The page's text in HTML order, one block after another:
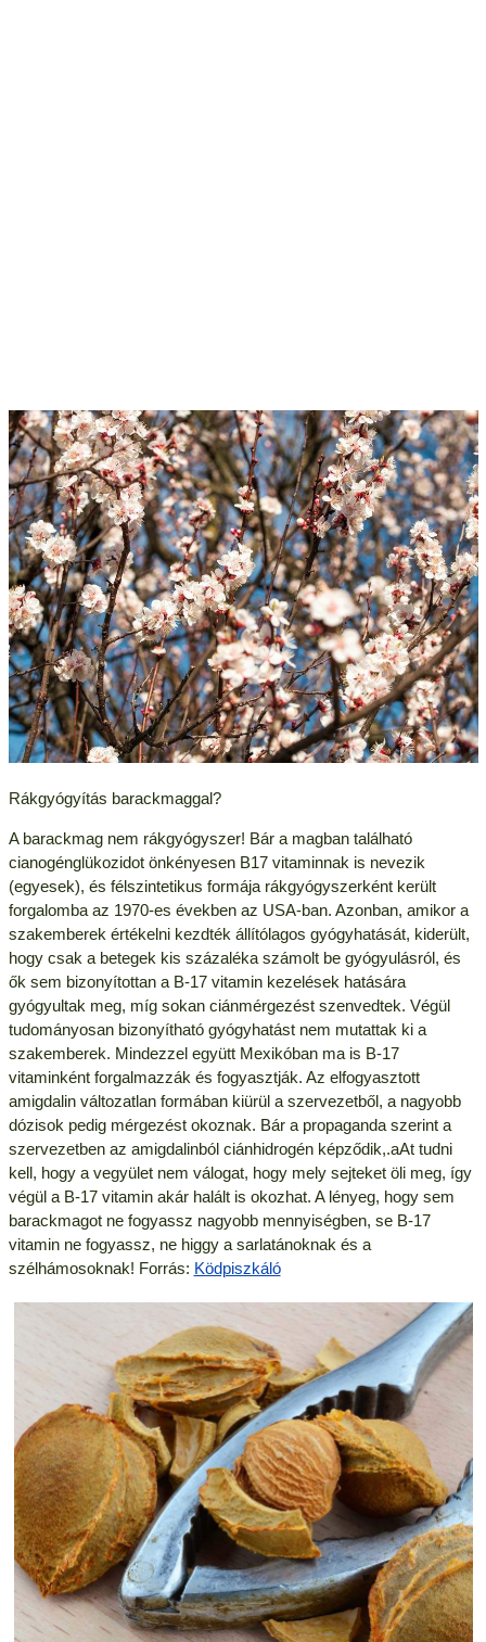
Rákgyógyítás barackmaggal?
A barackmag nem rákgyógyszer! Bár a magban található
cianogénglükozidot önkényesen B17 vitaminnak is nevezik
(egyesek), és félszintetikus formája rákgyógyszerként került
forgalomba az 1970-es években az USA-ban. Azonban, amikor a
szakemberek értékelni kezdték állítólagos gyógyhatását, kiderült,
hogy csak a betegek kis százaléka számolt be gyógyulásról, és
ők sem bizonyítottan a B-17 vitamin kezelések hatására
gyógyultak meg, míg sokan ciánmérgezést szenvedtek. Végül
tudományosan bizonyítható gyógyhatást nem mutattak ki a
szakemberek. Mindezzel együtt Mexikóban ma is B-17
vitaminként forgalmazzák és fogyasztják. Az elfogyasztott
amigdalin változatlan formában kiürül a szervezetből, a nagyobb
dózisok pedig mérgezést okoznak. Bár a propaganda szerint a
szervezetben az amigdalinból ciánhidrogén képződik,.aAt tudni
kell, hogy a vegyület nem válogat, hogy mely sejteket öli meg, így
végül a B-17 vitamin akár halált is okozhat. A lényeg, hogy sem
barackmagot ne fogyassz nagyobb mennyiségben, se B-17
vitamin ne fogyassz, ne higgy a sarlatánoknak és a
szélhámosoknak! Forrás: Ködpiszkáló